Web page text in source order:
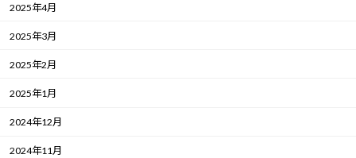
2025年4月
2025年3月
2025年2月
2025年1月
2024年12月
2024年11月